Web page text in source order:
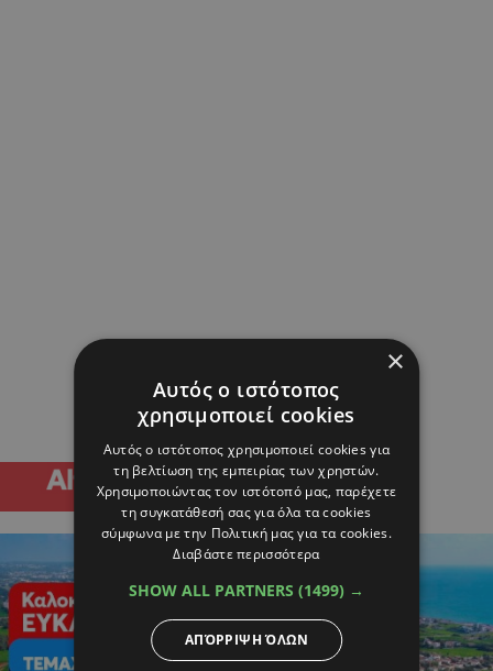
×
Αυτός ο ιστότοπος
χρησιμοποιεί cookies
Αυτός ο ιστότοπος χρησιμοποιεί cookies για
τη βελτίωση της εμπειρίας των χρηστών.
Χρησιμοποιώντας τον ιστότοπό μας, παρέχετε
τη συγκατάθεσή σας για όλα τα cookies
σύμφωνα με την Πολιτική μας για τα cookies.
Διαβάστε περισσότερα
SHOW ALL PARTNERS (1499) →
ΑΠΌΡΡΙΨΗ ΌΛΩΝ